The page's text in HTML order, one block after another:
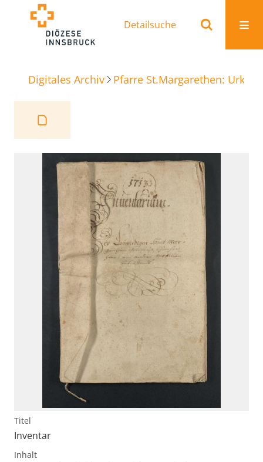
Detailsuche
Digitales Archiv Pfarre St.Margarethen:
Titel
Inventar
Inhalt